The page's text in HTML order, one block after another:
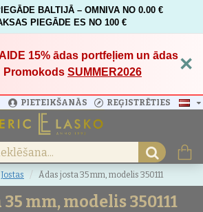
BALTIJĀ – OMNIVA NO 0.00 €
PIEGĀDE ES NO 100 €
15%ādas portfeļiem un ādas
Promokods SUMMER2026 ×
PIETEIKŠANĀS REĢISTRĒTIES
Jostas Ādas josta 35 mm, modelis 350111
mm, modelis 350111